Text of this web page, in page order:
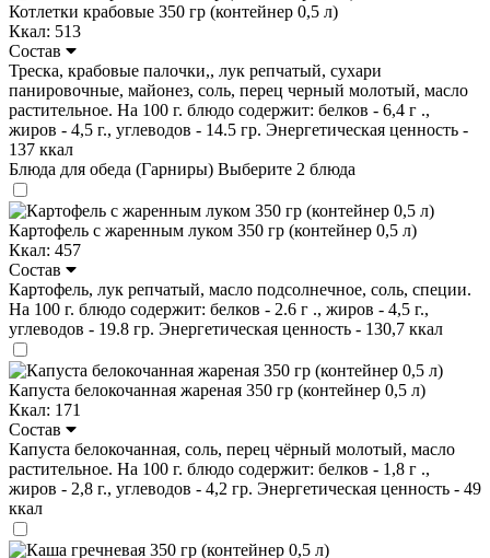
Котлетки крабовые 350 гр (контейнер 0,5 л)
Ккал: 513
Состав
Треска, крабовые палочки,, лук репчатый, сухари
панировочные, майонез, соль, перец черный молотый, масло
растительное. На 100 г. блюдо содержит: белков - 6,4 г .,
жиров - 4,5 г., углеводов - 14.5 гр. Энергетическая ценность -
137 ккал
Блюда для обеда (Гарниры) Выберите 2 блюда
Картофель с жаренным луком 350 гр (контейнер 0,5 л)
Ккал: 457
Состав
Картофель, лук репчатый, масло подсолнечное, соль, специи.
На 100 г. блюдо содержит: белков - 2.6 г ., жиров - 4,5 г.,
углеводов - 19.8 гр. Энергетическая ценность - 130,7 ккал
Капуста белокочанная жареная 350 гр (контейнер 0,5 л)
Ккал: 171
Состав
Капуста белокочанная, соль, перец чёрный молотый, масло
растительное. На 100 г. блюдо содержит: белков - 1,8 г .,
жиров - 2,8 г., углеводов - 4,2 гр. Энергетическая ценность - 49
ккал